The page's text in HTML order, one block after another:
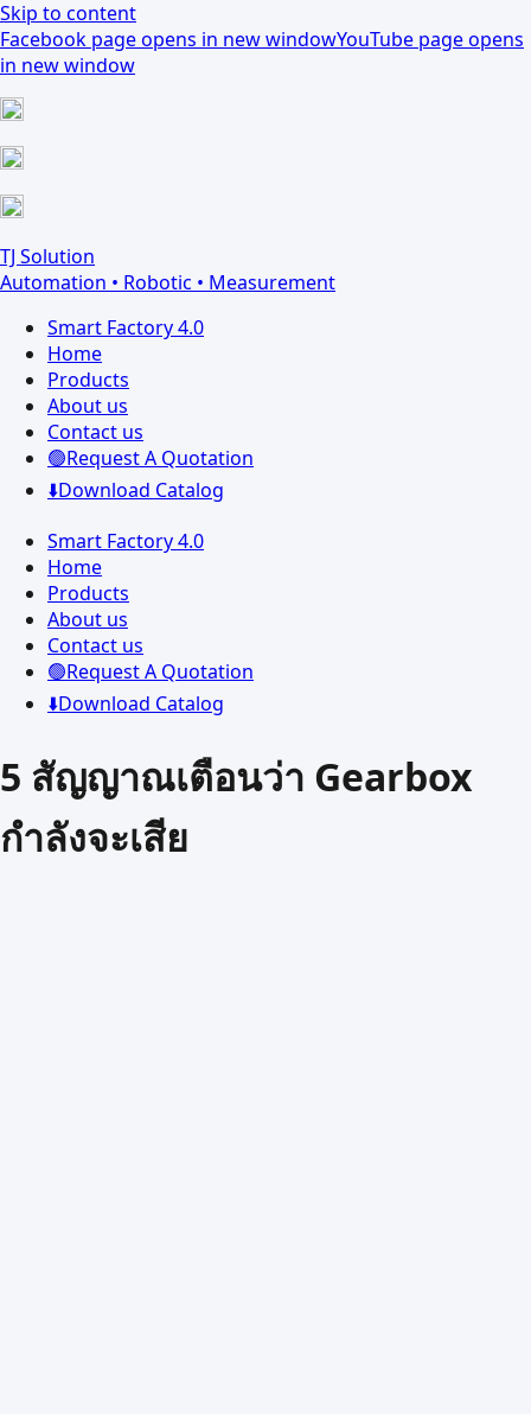
Skip to content
Facebook page opens in new windowYouTube page opens
in new window
TJ Solution
Automation • Robotic • Measurement
Smart Factory 4.0
Home
Products
About us
Contact us
🟢Request A Quotation
⬇️Download Catalog
Smart Factory 4.0
Home
Products
About us
Contact us
🟢Request A Quotation
⬇️Download Catalog
5 สัญญาณเตือนว่า Gearbox
กำลังจะเสีย